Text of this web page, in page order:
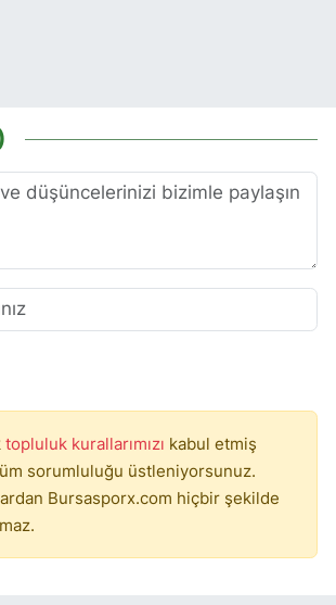
topluluk kurallarımızı kabul etmiş
sorumluluğu üstleniyorsunuz.
Bursasporx.com hiçbir şekilde